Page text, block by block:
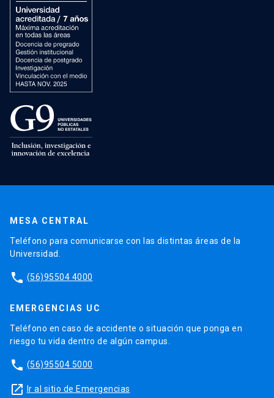
MESA CENTRAL
Teléfono para comunicarse con las distintas áreas de la
Universidad.
phone (56)95504 4000
EMERGENCIAS UC
Teléfono en caso de accidente o situación que ponga en
riesgo tu vida dentro de algún campus.
phone (56)95504 5000
launch Ir al sitio de Emergencias